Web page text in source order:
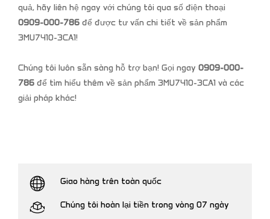
quả, hãy liên hệ ngay với chúng tôi qua số điện thoại
0909-000-786 để được tư vấn chi tiết về sản phẩm
3MU7410-3CA1!
Chúng tôi luôn sẵn sàng hỗ trợ bạn! Gọi ngay 0909-000-
786 để tìm hiểu thêm về sản phẩm 3MU7410-3CA1 và các
giải pháp khác!
Giao hàng trên toàn quốc
Chúng tôi hoàn lại tiền trong vòng 07 ngày